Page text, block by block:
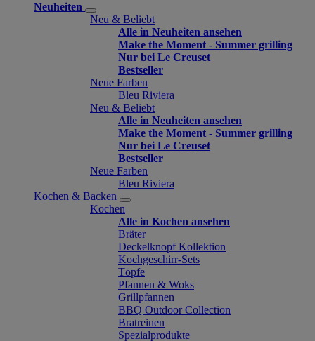
Neuheiten
Neu & Beliebt
Alle in Neuheiten ansehen
Make the Moment - Summer grilling
Nur bei Le Creuset
Bestseller
Neue Farben
Bleu Riviera
Neu & Beliebt
Alle in Neuheiten ansehen
Make the Moment - Summer grilling
Nur bei Le Creuset
Bestseller
Neue Farben
Bleu Riviera
Kochen & Backen
Kochen
Alle in Kochen ansehen
Bräter
Deckelknopf Kollektion
Kochgeschirr-Sets
Töpfe
Pfannen & Woks
Grillpfannen
BBQ Outdoor Collection
Bratreinen
Spezialprodukte